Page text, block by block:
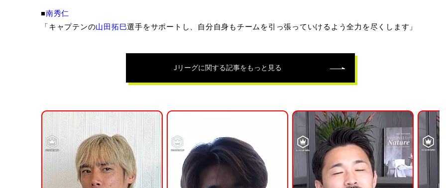
■南秀仁
「キャプテンの山田拓巳選手をサポートし、自分自身もチームを引っ張っていけるよう全力を尽くします」
Jリーグに関する記事をもっと見る